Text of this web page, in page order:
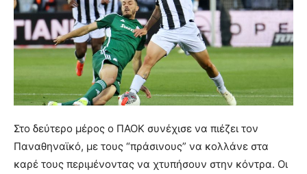
Στο δεύτερο μέρος ο ΠΑΟΚ συνέχισε να πιέζει τον
Παναθηναϊκό, με τους “πράσινους” να κολλάνε στα
καρέ τους περιμένοντας να χτυπήσουν στην κόντρα. Οι